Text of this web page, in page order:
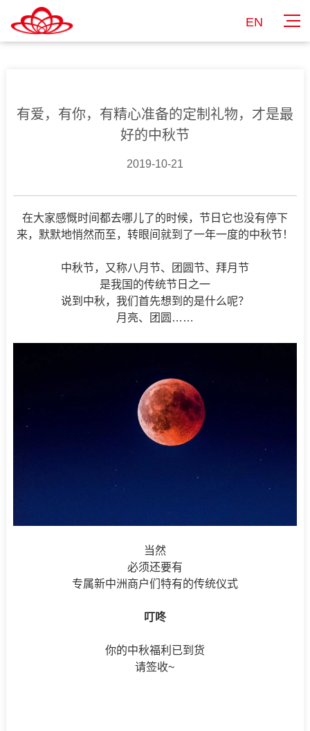
EN
有爱，有你，有精心准备的定制礼物，才是最
好的中秋节
2019-10-21
在大家感慨时间都去哪儿了的时候，节日它也没有停下
来，默默地悄然而至，转眼间就到了一年一度的中秋节！
中秋节，又称八月节、团圆节、拜月节
是我国的传统节日之一
说到中秋，我们首先想到的是什么呢？
月亮、团圆……
当然
必须还要有
专属新中洲商户们特有的传统仪式
叮咚
你的中秋福利已到货
请签收~